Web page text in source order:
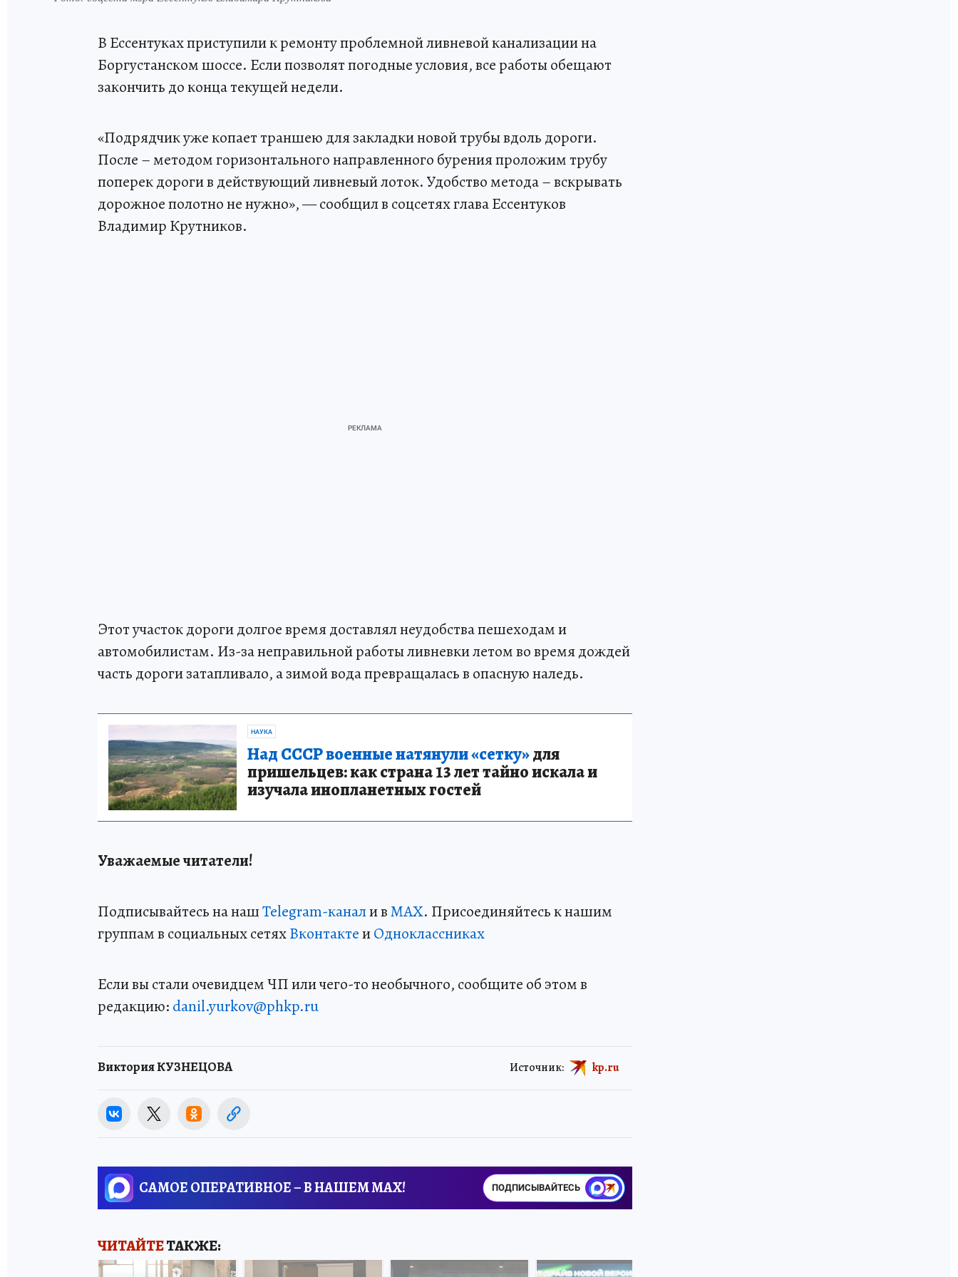
В Ессентуках приступили к ремонту проблемной ливневой канализации на
Боргустанском шоссе. Если позволят погодные условия, все работы обещают
закончить до конца текущей недели.
«Подрядчик уже копает траншею для закладки новой трубы вдоль дороги.
После – методом горизонтального направленного бурения проложим трубу
поперек дороги в действующий ливневый лоток. Удобство метода – вскрывать
дорожное полотно не нужно», — сообщил в соцсетях глава Ессентуков
Владимир Крутников.
Этот участок дороги долгое время доставлял неудобства пешеходам и
автомобилистам. Из-за неправильной работы ливневки летом во время дождей
часть дороги затапливало, а зимой вода превращалась в опасную наледь.
НАУКА
Над СССР военные натянули «сетку»для
пришельцев: как страна 13 лет тайно искала и
изучала инопланетных гостей
Уважаемые читатели!
Подписывайтесь на нашTelegram-канали вMAX. Присоединяйтесь к нашим
группам в социальных сетяхВконтактеиОдноклассниках
Если вы стали очевидцем ЧП или чего-то необычного, сообщите об этом в
редакцию: danil.yurkov@phkp.ru
Виктория КУЗНЕЦОВА Источник: kp.ru
САМОЕ ОПЕРАТИВНОЕ – В НАШЕМ MAX! ПОДПИСЫВАЙТЕСЬ
ЧИТАЙТЕТАКЖЕ: